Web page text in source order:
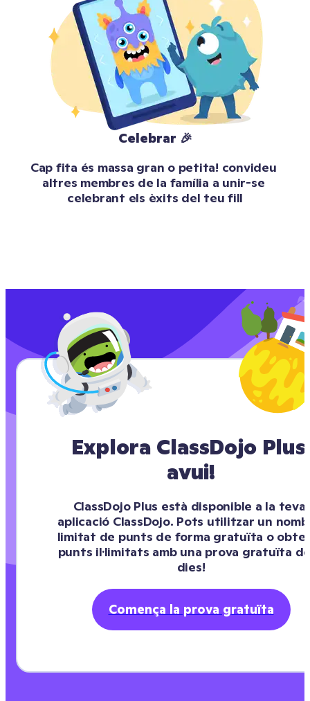
Celebrar 🎉
Cap fita és massa gran o petita! convideu
altres membres de la família a unir-se
celebrant els èxits del teu fill
Explora ClassDojo Plus
avui!
ClassDojo Plus està disponible a la teva
aplicació ClassDojo. Pots utilitzar un
limitat de punts de forma gratuïta o
punts il·limitats amb una prova gratuïta
dies!
Comença la prova gratuïta